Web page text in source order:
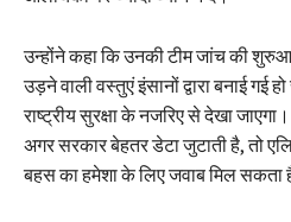
उन्होंने कहा कि उनकी टीम जांच की
उड़ने वाली वस्तुएं इंसानों द्वारा बनाई गई
राष्ट्रीय सुरक्षा के नजरिए से देखा
अगर सरकार बेहतर डेटा जुटाती है, तो
बहस का हमेशा के लिए जवाब मिल सकता